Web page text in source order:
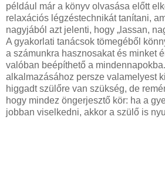
például már a könyv olvasása előtt
relaxációs légzéstechnikát tanítani,
nagyjából azt jelenti, hogy „lassan,
A gyakorlati tanácsok tömegéből
a számunkra hasznosakat és minket
valóban beépíthető a
alkalmazásához persze valamelyest
higgadt szülőre van szükség, de
hogy mindez öngerjesztő kör: ha a
jobban viselkedni, akkor a szülő is